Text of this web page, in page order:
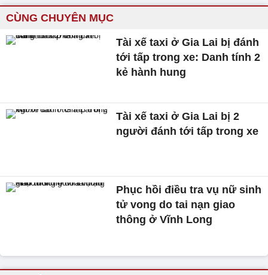
CÙNG CHUYÊN MỤC
Tài xế taxi ở Gia Lai bị đánh
tới tấp trong xe: Danh tính 2
kẻ hành hung
Tài xế taxi ở Gia Lai bị 2
người đánh tới tấp trong xe
Phục hồi điều tra vụ nữ sinh
tử vong do tai nạn giao
thông ở Vĩnh Long